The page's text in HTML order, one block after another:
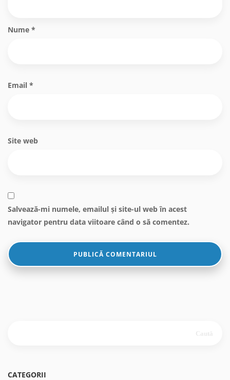
Nume *
Email *
Site web
Salvează-mi numele, emailul și site-ul web în acest
navigator pentru data viitoare când o să comentez.
CATEGORII